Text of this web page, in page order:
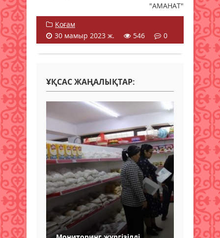
"АМАНАТ"
Қоғам
30 мамыр 2023 ж.
546 0
ҰҚСАС ЖАҢАЛЫҚТАР: